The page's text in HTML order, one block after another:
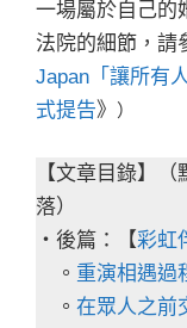
一場屬於自己的
法院的細節，請
Japan「讓所有
式提告》 ）
【文章目錄】
落）
・後篇：【彩虹
。 重演相遇過
。 在眾人之前